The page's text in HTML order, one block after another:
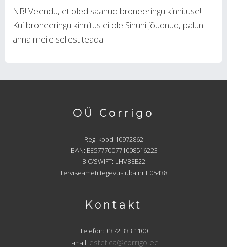
NB! Veendu, et oled saanud broneeringu kinnituse!
Kui broneeringu kinnitus ei ole Sinuni jõudnud, palun
anna meile sellest teada.
OÜ Corrigo
Reg. kood 10972862
IBAN: EE577700771008516223
BIC/SWIFT: LHVBEE22
Terviseameti tegevusluba nr L05438
Kontakt
Telefon: +372 333 1100
E-mail: estetica@corrigo.ee